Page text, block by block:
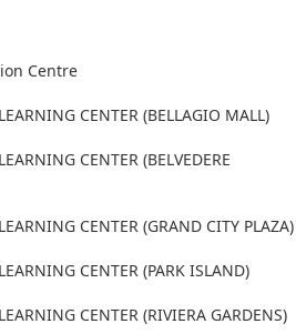
Centre
CENTER (BELLAGIO MALL)
CENTER (BELVEDERE
CENTER (GRAND CITY PLAZA)
CENTER (PARK ISLAND)
CENTER (RIVIERA GARDENS)